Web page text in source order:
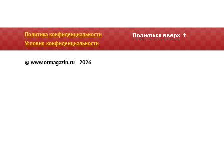
Политика конфиденциальности
Условия конфиденциальности
© www.otmagazin.ru 2026